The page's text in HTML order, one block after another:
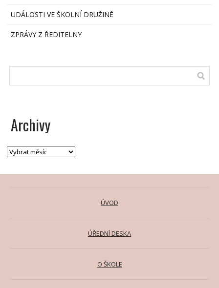
UDÁLOSTI VE ŠKOLNÍ DRUŽINĚ
ZPRÁVY Z ŘEDITELNY
Archivy
ÚVOD
ÚŘEDNÍ DESKA
O ŠKOLE